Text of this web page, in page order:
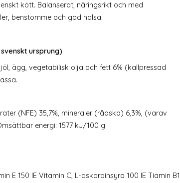
kött. Balanserat, näringsrikt och med
benstomme och god hälsa.
ursprung)
ägg, vegetabilisk olja och fett 6% (kallpressad
(NFE) 35,7%, mineraler (råaska) 6,3%, (varav
energi: 1577 kJ/100 g
E 150 IE Vitamin C, L-askorbinsyra 100 IE Tiamin B1